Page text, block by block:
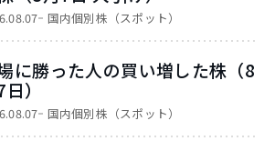
国内個別株（スポット）
に勝った人の買い増した株（8
）
国内個別株（スポット）